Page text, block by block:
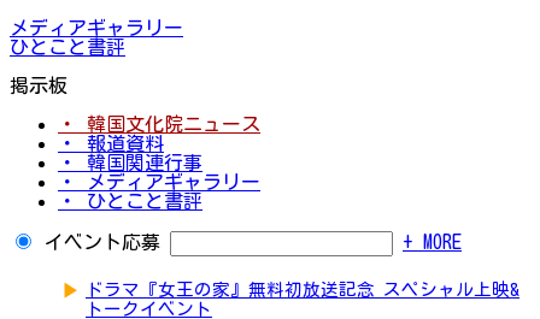
メディアギャラリー
ひとこと書評
掲示板
・ 韓国文化院ニュース
・ 報道資料
・ 韓国関連行事
・ メディアギャラリー
・ ひとこと書評
イベント応募 + MORE
▶
ドラマ『女王の家』無料初放送記念 スペシャル上映&
トークイベント